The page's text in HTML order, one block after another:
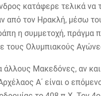
κατάφερε τελικά να
από τον Ηρακλή, μέσω
η συμμετοχή, πράγμα
τους Ολυμπιακούς
Μακεδόνες, αν και
Α΄ είναι ο